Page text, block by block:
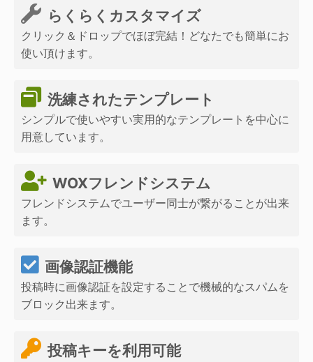
らくらくカスタマイズ
クリック＆ドロップでほぼ完結！どなたでも簡単にお
使い頂けます。
洗練されたテンプレート
シンプルで使いやすい実用的なテンプレートを中心に
用意しています。
WOXフレンドシステム
フレンドシステムでユーザー同士が繋がることが出来
ます。
画像認証機能
投稿時に画像認証を設定することで機械的なスパムを
ブロック出来ます。
投稿キーを利用可能